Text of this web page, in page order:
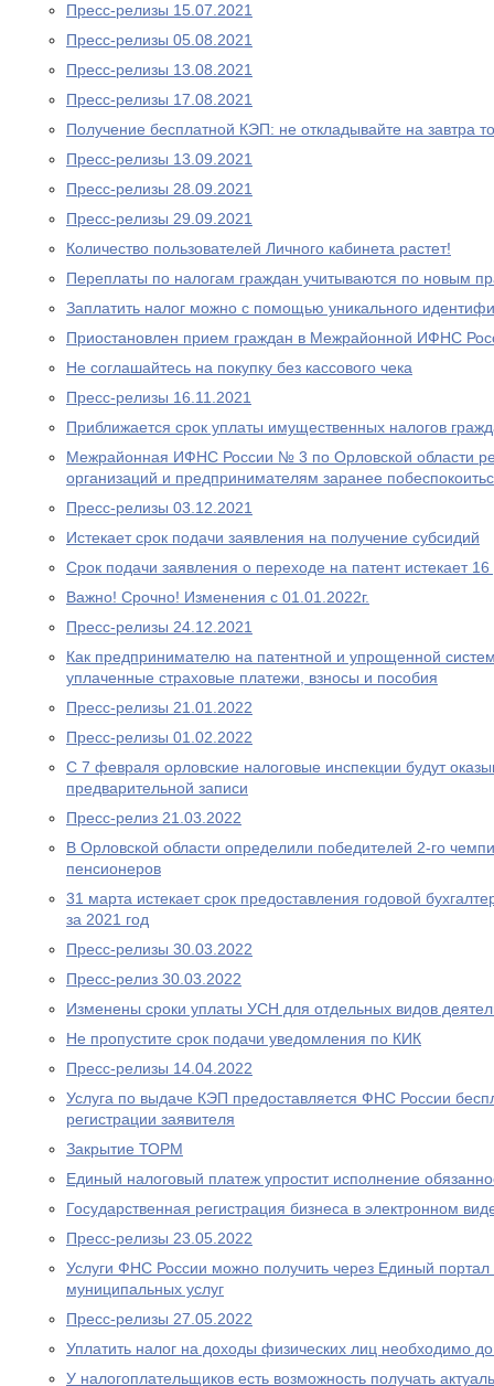
Пресс-релизы 15.07.2021
Пресс-релизы 05.08.2021
Пресс-релизы 13.08.2021
Пресс-релизы 17.08.2021
Получение бесплатной КЭП: не откладывайте на завтра
Пресс-релизы 13.09.2021
Пресс-релизы 28.09.2021
Пресс-релизы 29.09.2021
Количество пользователей Личного кабинета растет!
Переплаты по налогам граждан учитываются по новым
Заплатить налог можно с помощью уникального
Приостановлен прием граждан в Межрайонной ИФНС
Не соглашайтесь на покупку без кассового чека
Пресс-релизы 16.11.2021
Приближается срок уплаты имущественных налогов
Межрайонная ИФНС России № 3 по Орловской области
организаций и предпринимателям заранее
Пресс-релизы 03.12.2021
Истекает срок подачи заявления на получение субсидий
Срок подачи заявления о переходе на патент истекает
Важно! Срочно! Изменения с 01.01.2022г.
Пресс-релизы 24.12.2021
Как предпринимателю на патентной и упрощенной
уплаченные страховые платежи, взносы и пособия
Пресс-релизы 21.01.2022
Пресс-релизы 01.02.2022
С 7 февраля орловские налоговые инспекции будут
предварительной записи
Пресс-релиз 21.03.2022
В Орловской области определили победителей 2-го
пенсионеров
31 марта истекает срок предоставления годовой
за 2021 год
Пресс-релизы 30.03.2022
Пресс-релиз 30.03.2022
Изменены сроки уплаты УСН для отдельных видов
Не пропустите срок подачи уведомления по КИК
Пресс-релизы 14.04.2022
Услуга по выдаче КЭП предоставляется ФНС России
регистрации заявителя
Закрытие ТОРМ
Единый налоговый платеж упростит исполнение
Государственная регистрация бизнеса в электронном
Пресс-релизы 23.05.2022
Услуги ФНС России можно получить через Единый портал
муниципальных услуг
Пресс-релизы 27.05.2022
Уплатить налог на доходы физических лиц необходимо
У налогоплательщиков есть возможность получать